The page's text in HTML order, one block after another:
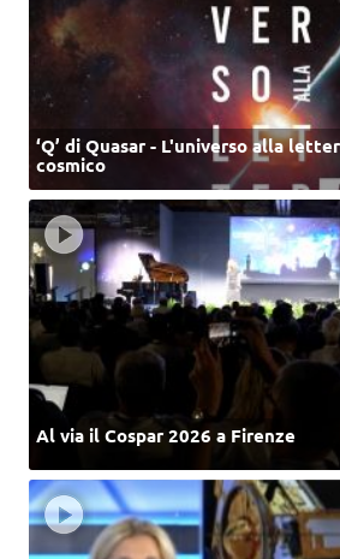
‘Q’ di Quasar - L'universo alla
cosmico
Al via il Cospar 2026 a Firenze